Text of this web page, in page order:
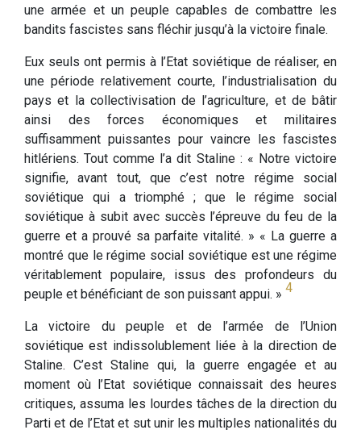
une armée et un peuple capables de combattre les
bandits fascistes sans fléchir jusqu’à la victoire finale.
Eux seuls ont permis à l’Etat soviétique de réaliser, en
une période relativement courte, l’industrialisation du
pays et la collectivisation de l’agriculture, et de bâtir
ainsi des forces économiques et militaires
suffisamment puissantes pour vaincre les fascistes
hitlériens. Tout comme l’a dit Staline : « Notre victoire
signifie, avant tout, que c’est notre régime social
soviétique qui a triomphé ; que le régime social
soviétique à subit avec succès l’épreuve du feu de la
guerre et a prouvé sa parfaite vitalité. » « La guerre a
montré que le régime social soviétique est une régime
véritablement populaire, issus des profondeurs du
peuple et bénéficiant de son puissant appui. » 4
La victoire du peuple et de l’armée de l’Union
soviétique est indissolublement liée à la direction de
Staline. C’est Staline qui, la guerre engagée et au
moment où l’Etat soviétique connaissait des heures
critiques, assuma les lourdes tâches de la direction du
Parti et de l’Etat et sut unir les multiples nationalités du